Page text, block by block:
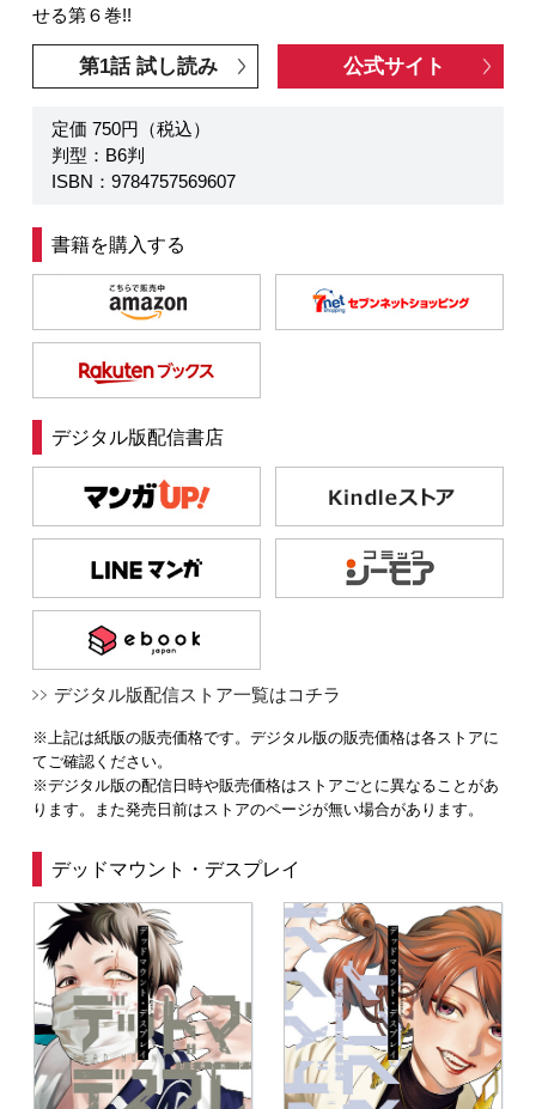
せる第６巻!!
第1話 試し読み 公式サイト
定価 750円（税込）
判型：B6判
ISBN：9784757569607
書籍を購入する
デジタル版配信書店
デジタル版配信ストア一覧はコチラ
※上記は紙版の販売価格です。デジタル版の販売価格は各ストアに
てご確認ください。
※デジタル版の配信日時や販売価格はストアごとに異なることがあ
ります。また発売日前はストアのページが無い場合があります。
デッドマウント・デスプレイ